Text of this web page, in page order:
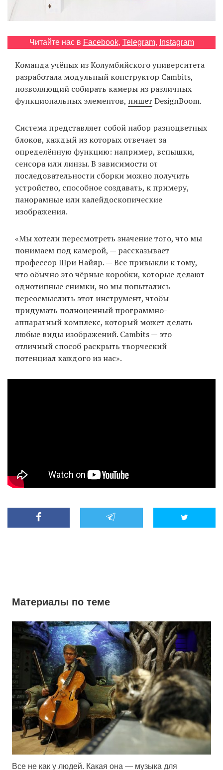
Читайте нас в Facebook, Telegram, Instagram
Команда учёных из Колумбийского университета
разработала модульный конструктор Cambits,
позволяющий собирать камеры из различных
функциональных элементов, пишет DesignBoom.
Система представляет собой набор разноцветных
блоков, каждый из которых отвечает за
определённую функцию: например, вспышки,
сенсора или линзы. В зависимости от
последовательности сборки можно получить
устройство, способное создавать, к примеру,
панорамные или калейдоскопические
изображения.
«Мы хотели пересмотреть значение того, что мы
понимаем под камерой, — рассказывает
профессор Шри Найяр. — Все привыкли к тому,
что обычно это чёрные коробки, которые делают
однотипные снимки, но мы попытались
переосмыслить этот инструмент, чтобы
придумать полноценный программно-
аппаратный комплекс, который может делать
любые виды изображений. Cambits — это
отличный способ раскрыть творческий
потенциал каждого из нас».
Материалы по теме
Все не как у людей. Какая она — музыка для